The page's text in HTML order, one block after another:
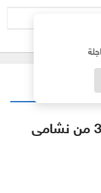
الإعدام بحق متهم في قضية مقتل 3 من نشامى